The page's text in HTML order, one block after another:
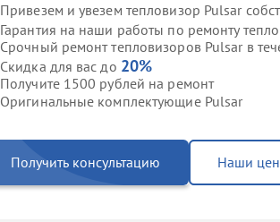
Привезем и увезем тепловизор Pulsar
Гарантия на наши работы по ремонту
Срочный ремонт тепловизоров Pulsar в
Скидка для вас до 20%
Получите 1500 рублей на ремонт
Оригинальные комплектующие Pulsar
Получить консультацию Наши